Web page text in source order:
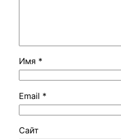
Имя *
Email *
Сайт